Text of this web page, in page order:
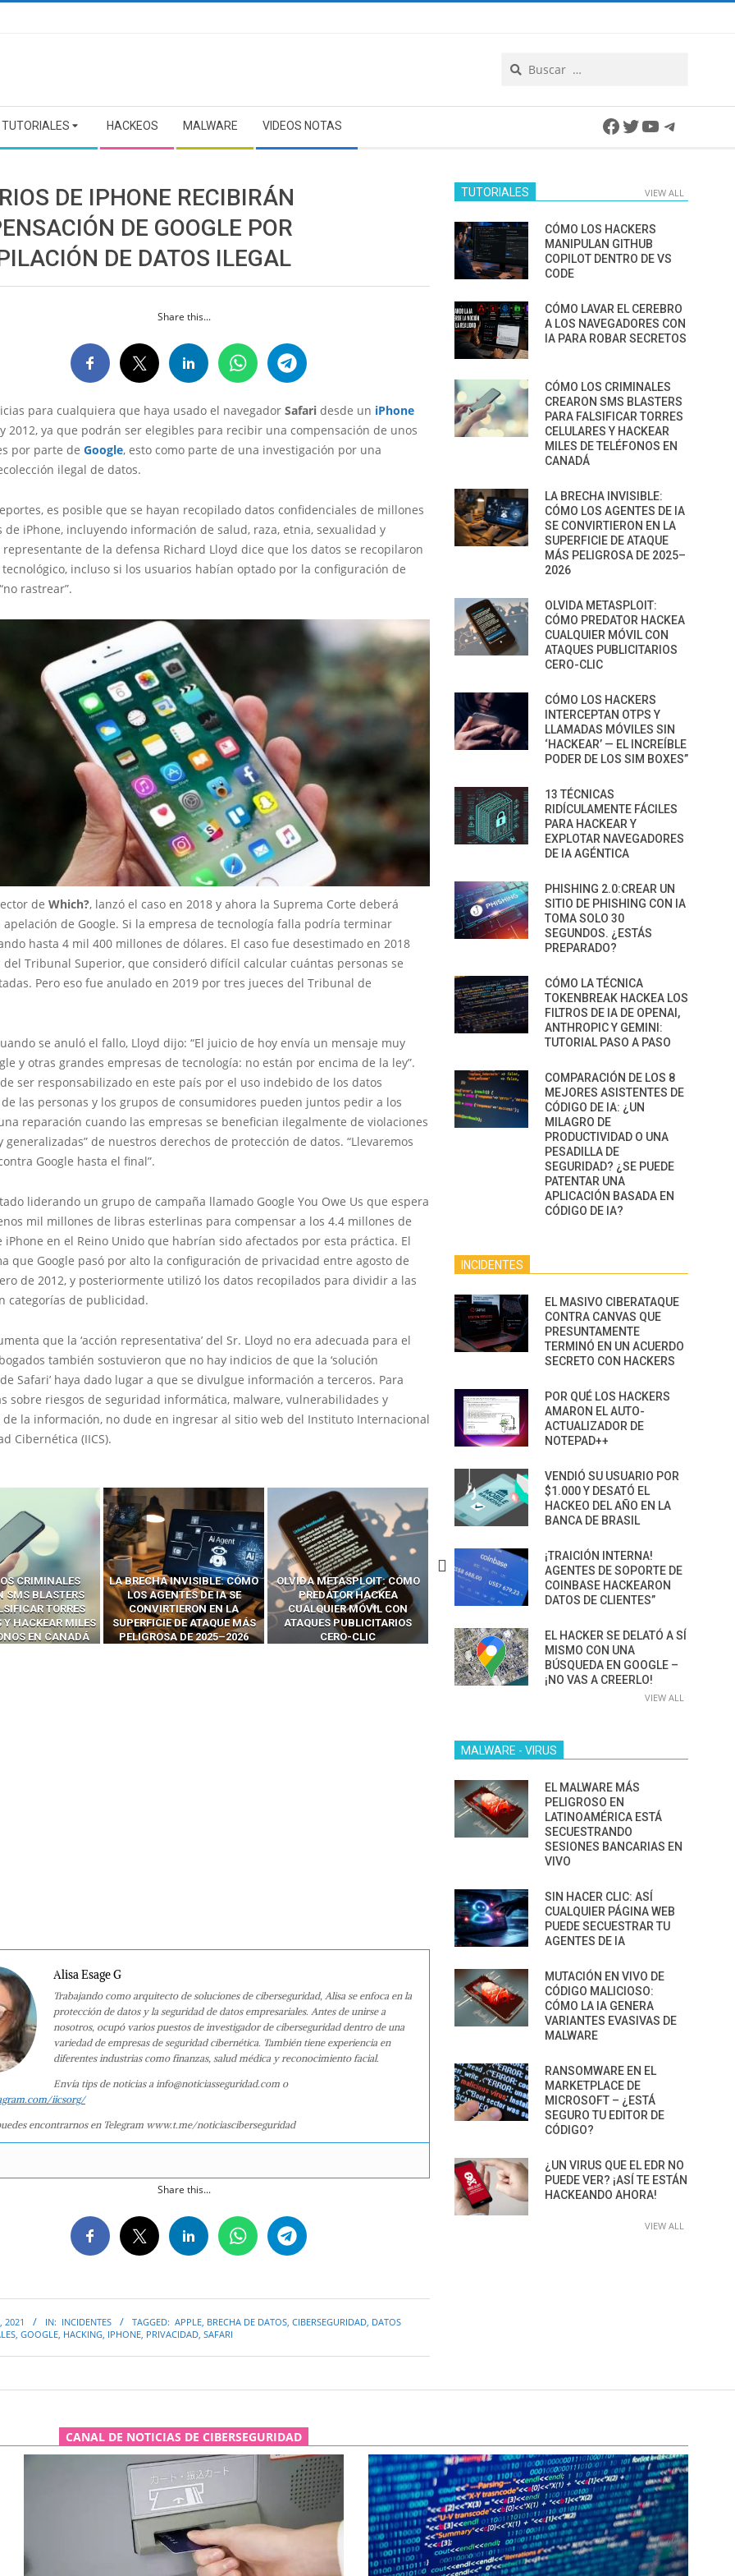
TUTORIALES HACKEOS MALWARE VIDEOS NOTAS Facebook
Twitter
YouTube
DE IPHONE RECIBIRÁN
DE GOOGLE POR
DE DATOS ILEGAL
Share this...
para cualquiera que haya usado el navegador Safari desde un iPhone
2012, ya que podrán ser elegibles para recibir una compensación de unos
por parte de Google, esto como parte de una investigación por una
ilegal de datos.
es posible que se hayan recopilado datos confidenciales de millones
de iPhone, incluyendo información de salud, raza, etnia, sexualidad y
representante de la defensa Richard Lloyd dice que los datos se recopilaron
incluso si los usuarios habían optado por la configuración de
rastrear”.
de Which?, lanzó el caso en 2018 y ahora la Suprema Corte deberá
apelación de Google. Si la empresa de tecnología falla podría terminar
hasta 4 mil 400 millones de dólares. El caso fue desestimado en 2018
Tribunal Superior, que consideró difícil calcular cuántas personas se
Pero eso fue anulado en 2019 por tres jueces del Tribunal de
se anuló el fallo, Lloyd dijo: “El juicio de hoy envía un mensaje muy
y otras grandes empresas de tecnología: no están por encima de la ley”.
ser responsabilizado en este país por el uso indebido de los datos
las personas y los grupos de consumidores pueden juntos pedir a los
reparación cuando las empresas se benefician ilegalmente de violaciones
generalizadas” de nuestros derechos de protección de datos. “Llevaremos
Google hasta el final”.
liderando un grupo de campaña llamado Google You Owe Us que espera
mil millones de libras esterlinas para compensar a los 4.4 millones de
iPhone en el Reino Unido que habrían sido afectados por esta práctica. El
que Google pasó por alto la configuración de privacidad entre agosto de
de 2012, y posteriormente utilizó los datos recopilados para dividir a las
categorías de publicidad.
que la ‘acción representativa’ del Sr. Lloyd no era adecuada para el
también sostuvieron que no hay indicios de que la ‘solución
Safari’ haya dado lugar a que se divulgue información a terceros. Para
sobre riesgos de seguridad informática, malware, vulnerabilidades y
de la información, no dude en ingresar al sitio web del Instituto Internacional
Cibernética (IICS).
INVISIBLE: CÓMO
DE IA SE
EN LA
DE ATAQUE MÁS
DE 2025–2026
OLVIDA METASPLOIT: CÓMO
PREDATOR HACKEA
CUALQUIER MÓVIL CON
ATAQUES PUBLICITARIOS
CERO-CLIC
CÓMO LOS HACKERS
INTERCEPTAN OTPS Y
LLAMADAS MÓVILES SIN
‘HACKEAR’ — EL INCREÍBLE
PODER DE LOS SIM BOXES”
13 TÉCNICAS
RIDÍCULAMENTE FÁCILES
PARA HACKEAR Y EXPLOTAR
AGÉNTICA
CÓMO LOS HACKERS
MANIPULAN GITHUB
Alisa Esage G
Trabajando como arquitecto de soluciones de ciberseguridad, Alisa se enfoca en la
protección de datos y la seguridad de datos empresariales. Antes de unirse a
nosotros, ocupó varios puestos de investigador de ciberseguridad dentro de una
variedad de empresas de seguridad cibernética. También tiene experiencia en
diferentes industrias como finanzas, salud médica y reconocimiento facial.
Envía tips de noticias a info@noticiasseguridad.com o
iicsorg/
encontrarnos en Telegram www.t.me/noticiasciberseguridad
Share this...
2021 IN: INCIDENTES TAGGED: APPLE BRECHA DE DATOS CIBERSEGURIDAD DATOS
GOOGLE HACKING IPHONE PRIVACIDAD SAFARI
TUTORIALES VIEW ALL
CÓMO LOS HACKERS
MANIPULAN GITHUB
COPILOT DENTRO DE VS
CODE
CÓMO LAVAR EL CEREBRO
A LOS NAVEGADORES CON
IA PARA ROBAR SECRETOS
CÓMO LOS CRIMINALES
CREARON SMS BLASTERS
PARA FALSIFICAR TORRES
CELULARES Y HACKEAR
MILES DE TELÉFONOS EN
CANADÁ
LA BRECHA INVISIBLE:
CÓMO LOS AGENTES DE IA
SE CONVIRTIERON EN LA
SUPERFICIE DE ATAQUE
MÁS PELIGROSA DE 2025–
2026
OLVIDA METASPLOIT:
CÓMO PREDATOR HACKEA
CUALQUIER MÓVIL CON
ATAQUES PUBLICITARIOS
CERO-CLIC
CÓMO LOS HACKERS
INTERCEPTAN OTPS Y
LLAMADAS MÓVILES SIN
‘HACKEAR’ — EL INCREÍBLE
PODER DE LOS SIM BOXES”
13 TÉCNICAS
RIDÍCULAMENTE FÁCILES
PARA HACKEAR Y
EXPLOTAR NAVEGADORES
DE IA AGÉNTICA
PHISHING 2.0:CREAR UN
SITIO DE PHISHING CON IA
TOMA SOLO 30
SEGUNDOS. ¿ESTÁS
PREPARADO?
CÓMO LA TÉCNICA
TOKENBREAK HACKEA LOS
FILTROS DE IA DE OPENAI,
ANTHROPIC Y GEMINI:
TUTORIAL PASO A PASO
COMPARACIÓN DE LOS 8
MEJORES ASISTENTES DE
CÓDIGO DE IA: ¿UN
MILAGRO DE
PRODUCTIVIDAD O UNA
PESADILLA DE
SEGURIDAD? ¿SE PUEDE
PATENTAR UNA
APLICACIÓN BASADA EN
CÓDIGO DE IA?
INCIDENTES
EL MASIVO CIBERATAQUE
CONTRA CANVAS QUE
PRESUNTAMENTE
TERMINÓ EN UN ACUERDO
SECRETO CON HACKERS
POR QUÉ LOS HACKERS
AMARON EL AUTO-
ACTUALIZADOR DE
NOTEPAD++
VENDIÓ SU USUARIO POR
$1.000 Y DESATÓ EL
HACKEO DEL AÑO EN LA
BANCA DE BRASIL
¡TRAICIÓN INTERNA!
AGENTES DE SOPORTE DE
COINBASE HACKEARON
DATOS DE CLIENTES”
EL HACKER SE DELATÓ A SÍ
MISMO CON UNA
BÚSQUEDA EN GOOGLE –
¡NO VAS A CREERLO!
VIEW ALL
MALWARE - VIRUS
EL MALWARE MÁS
PELIGROSO EN
LATINOAMÉRICA ESTÁ
SECUESTRANDO
SESIONES BANCARIAS EN
VIVO
SIN HACER CLIC: ASÍ
CUALQUIER PÁGINA WEB
PUEDE SECUESTRAR TU
AGENTES DE IA
MUTACIÓN EN VIVO DE
CÓDIGO MALICIOSO:
CÓMO LA IA GENERA
VARIANTES EVASIVAS DE
MALWARE
RANSOMWARE EN EL
MARKETPLACE DE
MICROSOFT – ¿ESTÁ
SEGURO TU EDITOR DE
CÓDIGO?
¿UN VIRUS QUE EL EDR NO
PUEDE VER? ¡ASÍ TE ESTÁN
HACKEANDO AHORA!
VIEW ALL
CANAL DE NOTICIAS DE CIBERSEGURIDAD